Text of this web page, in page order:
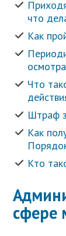
что
Как
Что
Штраф
Как
Кто
сфере